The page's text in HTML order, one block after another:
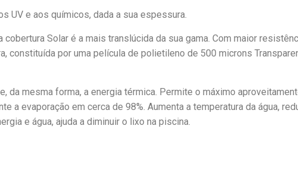
UV e aos químicos, dada a sua espessura.
Solar é a mais translúcida da sua gama. Com maior
constituída por uma película de polietileno de 500 microns
da mesma forma, a energia térmica. Permite o máximo
a evaporação em cerca de 98%. Aumenta a temperatura da água,
e água, ajuda a diminuir o lixo na piscina.